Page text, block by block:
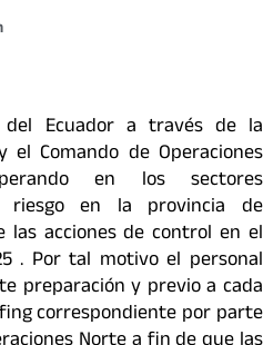
del Ecuador a través de la
Comando de Operaciones
en los sectores
riesgo en la provincia de
las acciones de control en el
. Por tal motivo el personal
preparación y previo a cada
correspondiente por parte